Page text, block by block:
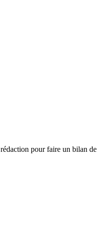
pour faire un bilan de